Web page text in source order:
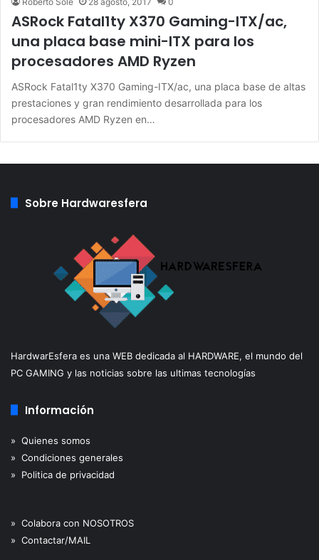
ASRock Fatal1ty X370 Gaming-ITX/ac,
una placa base mini-ITX para los
procesadores AMD Ryzen
ASRock Fatal1ty X370 Gaming-ITX/ac, una placa base de altas
prestaciones y gran rendimiento desarrollada para los
procesadores AMD Ryzen en…
Sobre Hardwaresfera
HardwarEsfera es una WEB dedicada al HARDWARE, el mundo del
PC GAMING y las noticias sobre las ultimas tecnologías
Información
» Quienes somos
» Condiciones generales
» Politica de privacidad
» Colabora con NOSOTROS
» Contactar/MAIL